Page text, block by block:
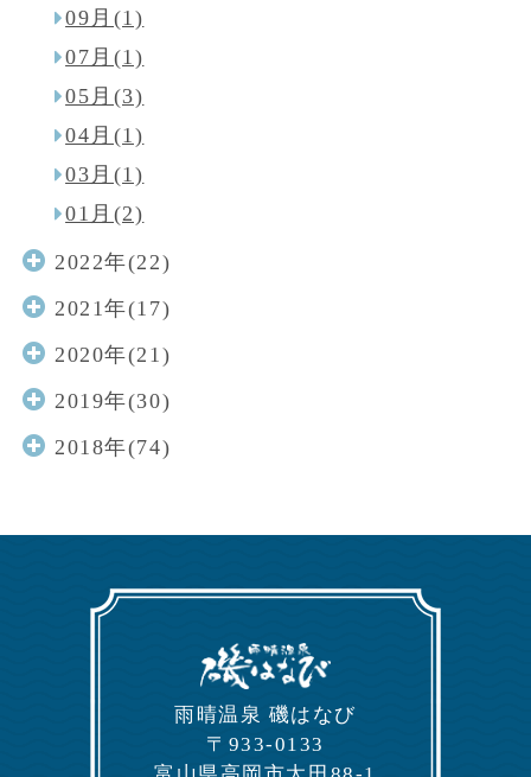
09月(1)
07月(1)
05月(3)
04月(1)
03月(1)
01月(2)
2022年(22)
2021年(17)
2020年(21)
2019年(30)
2018年(74)
⾬晴温泉 磯はなび
〒933-0133